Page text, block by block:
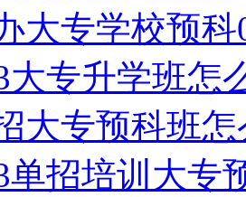
大专学校预
大专升学班怎
大专预科班
单招培训大专